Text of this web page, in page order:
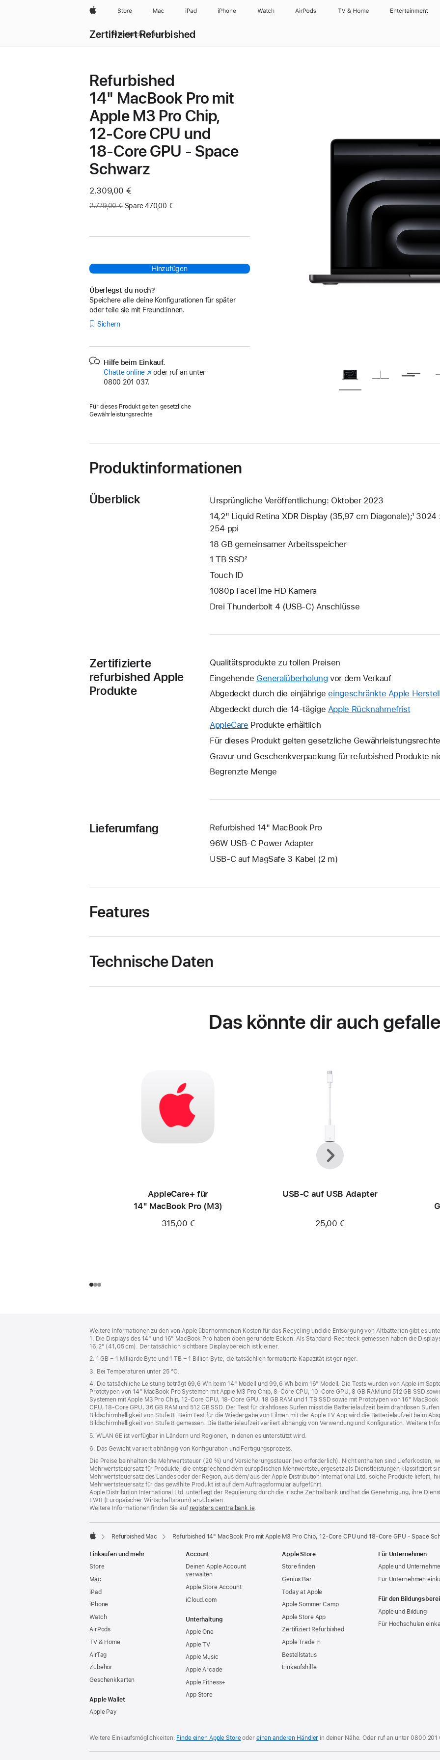
Apple Store Mac iPad iPhone Watch AirPods TV & Home Entertainment
Zertifiziert Refurbished
Alles durchsuchen
Refurbished
14" MacBook Pro mit
Apple M3 Pro Chip,
12‑Core CPU und
18‑Core GPU - Space
Schwarz
Jetzt
2.309,00 €
Vorher:
2.779,00 € Spare 470,00 €
Hinzufügen
Überlegst du noch?
Speichere alle deine Konfigurationen für später
oder teile sie mit Freund:innen.
Sichern
Hilfe beim Einkauf.
Chatte online (Öffnet
ein
oder ruf an unter
0800 201 037.
Für dieses Produkt gelten gesetzliche
Gewährleistungsrechte
Produktinformationen
Überblick
Ursprüngliche Veröffentlichung: Oktober 2023
14,2" Liquid Retina XDR Display (35,97 cm Diagonale);¹
254 ppi
18 GB gemeinsamer Arbeits­speicher
1 TB SSD²
Touch ID
1080p FaceTime HD Kamera
Drei Thunderbolt 4 (USB‑C) Anschlüsse
Zertifizierte
refurbished Apple
Produkte
Qualitätsprodukte zu tollen Preisen
Eingehende Generalüberholung vor dem Verkauf
Abgedeckt durch die einjährige eingeschränkte Apple
Abgedeckt durch die 14-tägige Apple RücknahmefristEin
wird
AppleCare Ein
neues
wird
geöffnet.
Produkte erhältlich
Für dieses Produkt gelten gesetzliche Gewährleistungsrechte
Gravur und Geschenkverpackung für refurbished Produkte
Begrenzte Menge
Lieferumfang
Refurbished 14" MacBook Pro
96W USB‑C Power Adapter
USB‑C auf MagSafe 3 Kabel (2 m)
Features
Technische Daten
Das könnte dir auch
AppleCare+ für
14" MacBook Pro (M3)
315,00 €
USB‑C auf USB Adapter
25,00 €
Zurück
Weiter
Weitere Informationen zu den von Apple übernommenen Kosten für das Recycling und die Entsorgung von Altbatterien gibt es
1. Die Displays des 14" und 16" MacBook Pro haben oben gerundete Ecken. Als Standard-Rechteck gemessen haben die
16,2" (41,05 cm). Der tatsächlich sichtbare Displaybereich ist kleiner.
2. 1 GB = 1 Milliarde Byte und 1 TB = 1 Billion Byte, die tatsächlich formatierte Kapazität ist geringer.
3. Bei Temperaturen unter 25 °C.
4. Die tatsächliche Leistung beträgt 69,6 Wh beim 14" Modell und 99,6 Wh beim 16" Modell. Die Tests wurden von Apple im
Prototypen von 14" MacBook Pro Systemen mit Apple M3 Pro Chip, 8‑Core CPU, 10‑Core GPU, 8 GB RAM und 512 GB SSD
Systemen mit Apple M3 Pro Chip, 12‑Core CPU, 18‑Core GPU, 18 GB RAM und 1 TB SSD sowie mit Prototypen von 16"
CPU, 18‑Core GPU, 36 GB RAM und 512 GB SSD. Der Test für drahtloses Surfen misst die Batterielaufzeit beim drahtlosen
Bildschirmhelligkeit von Stufe 8. Beim Test für die Wiedergabe von Filmen mit der Apple TV App wird die Batterielaufzeit beim
Bildschirmhelligkeit von Stufe 8 gemessen. Die Batterielaufzeit variiert abhängig von Verwendung und Konfiguration. Weitere
5. WLAN 6E ist verfügbar in Ländern und Regionen, in denen es unterstützt wird.
6. Das Gewicht variiert abhängig von Konfiguration und Fertigungsprozess.
Die Preise beinhalten die Mehrwertsteuer (20 %) und Versicherungssteuer (wo erforderlich). Nicht enthalten sind Lieferkosten,
Mehrwertsteuersatz für Produkte, die entsprechend dem europäischen Mehrwertsteuergesetz als Dienstleistungen klassifiziert
Mehrwertsteuersatz des Landes oder der Region, aus dem/ aus der Apple Distribution International Ltd. solche Produkte liefert,
Mehrwertsteuersatz für das gewählte Produkt ist auf dem Auftragsformular aufgeführt.
Apple Distribution International Ltd. unterliegt der Regulierung durch die irische Zentralbank und hat die Genehmigung, ihre
EWR (Europäischer Wirtschaftsraum) anzubieten.
Weitere Informationen finden Sie auf registers.centralbank.ie(Öffnet
neues
.
Refurbished Mac Refurbished 14" MacBook Pro mit Apple M3 Pro Chip, 12‑Core CPU und 18‑Core GPU - Space
Einkaufen und mehr
Store
Mac
iPad
iPhone
Watch
AirPods
TV & Home
AirTag
Zubehör
Geschenkkarten
Apple Wallet
Apple Pay
Account
Deinen Apple Account
verwalten
Apple Store Account
iCloud.com
Unterhaltung
Apple One
Apple TV
Apple Music
Apple Arcade
Apple Fitness+
App Store
Apple Store
Store finden
Genius Bar
Today at Apple
Apple Sommer Camp
Apple Store App
Zertifiziert Refurbished
Apple Trade In
Bestellstatus
Einkaufshilfe
Für Unternehmen
Apple und
Für Unternehmen
Für den
Apple und Bildung
Für Hochschulen
Weitere Einkaufsmöglichkeiten: Finde einen Apple Storeoder einen anderen Händler in deiner Nähe. Oder ruf an unter0800 201